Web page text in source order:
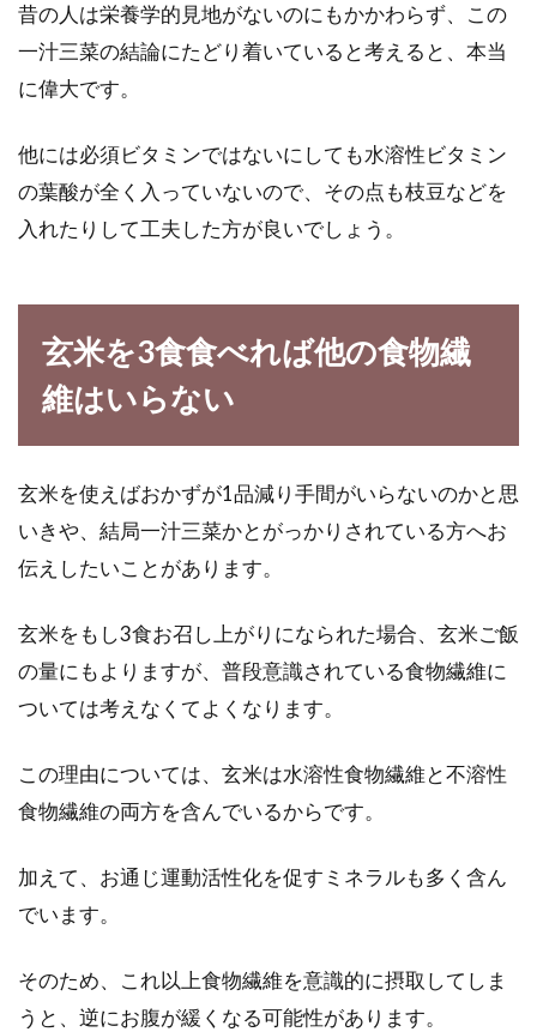
昔の人は栄養学的見地がないのにもかかわらず、この
一汁三菜の結論にたどり着いていると考えると、本当
に偉大です。
他には必須ビタミンではないにしても水溶性ビタミン
の葉酸が全く入っていないので、その点も枝豆などを
入れたりして工夫した方が良いでしょう。
玄米を3食食べれば他の食物繊
維はいらない
玄米を使えばおかずが1品減り手間がいらないのかと思
いきや、結局一汁三菜かとがっかりされている方へお
伝えしたいことがあります。
玄米をもし3食お召し上がりになられた場合、玄米ご飯
の量にもよりますが、普段意識されている食物繊維に
ついては考えなくてよくなります。
この理由については、玄米は水溶性食物繊維と不溶性
食物繊維の両方を含んでいるからです。
加えて、お通じ運動活性化を促すミネラルも多く含ん
でいます。
そのため、これ以上食物繊維を意識的に摂取してしま
うと、逆にお腹が緩くなる可能性があります。